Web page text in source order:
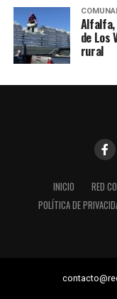
Alfalfa,
de Los
rural
INICIO RED
POLÍTICA DE